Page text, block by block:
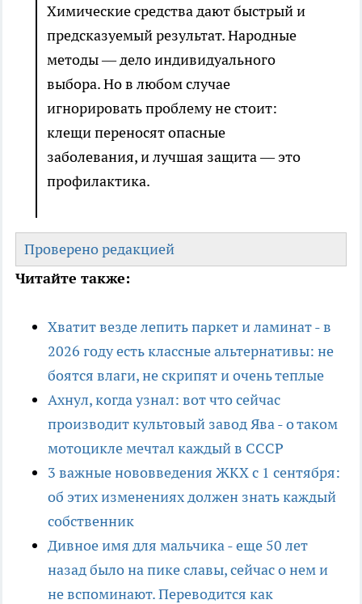
Химические средства дают быстрый и
предсказуемый результат. Народные
методы — дело индивидуального
выбора. Но в любом случае
игнорировать проблему не стоит:
клещи переносят опасные
заболевания, и лучшая защита — это
профилактика.
Проверено редакцией
Читайте также:
Хватит везде лепить паркет и ламинат - в
2026 году есть классные альтернативы: не
боятся влаги, не скрипят и очень теплые
Ахнул, когда узнал: вот что сейчас
производит культовый завод Ява - о таком
мотоцикле мечтал каждый в СССР
3 важные нововведения ЖКХ с 1 сентября:
об этих изменениях должен знать каждый
собственник
Дивное имя для мальчика - еще 50 лет
назад было на пике славы, сейчас о нем и
не вспоминают. Переводится как